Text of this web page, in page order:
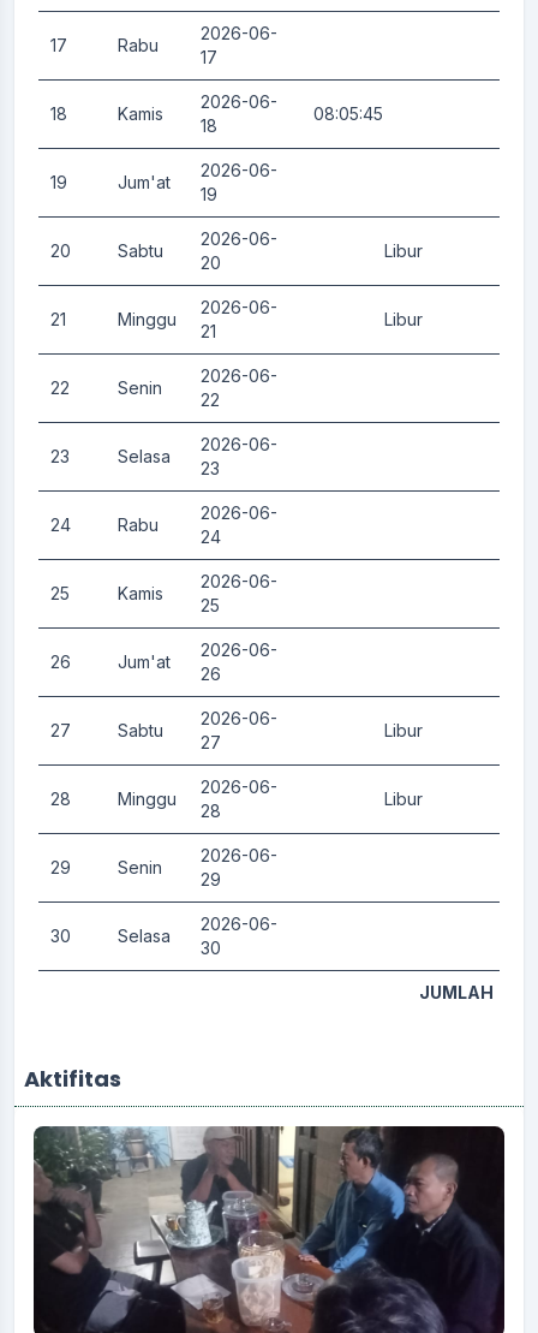
17 Rabu
2026-06-
17
18 Kamis
2026-06-
18
08:05:45
19 Jum'at
2026-06-
19
20 Sabtu
2026-06-
20
Libur
21 Minggu
2026-06-
21
Libur
22 Senin
2026-06-
22
23 Selasa
2026-06-
23
24 Rabu
2026-06-
24
25 Kamis
2026-06-
25
26 Jum'at
2026-06-
26
27 Sabtu
2026-06-
27
Libur
28 Minggu
2026-06-
28
Libur
29 Senin
2026-06-
29
30 Selasa
2026-06-
30
JUMLAH
Aktifitas